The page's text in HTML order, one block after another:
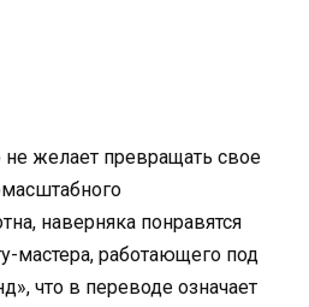
не желает превращать свое
наверняка понравятся
мастера, работающего под
что в переводе означает